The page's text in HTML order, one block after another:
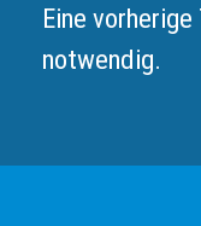
Eine
notwendig.